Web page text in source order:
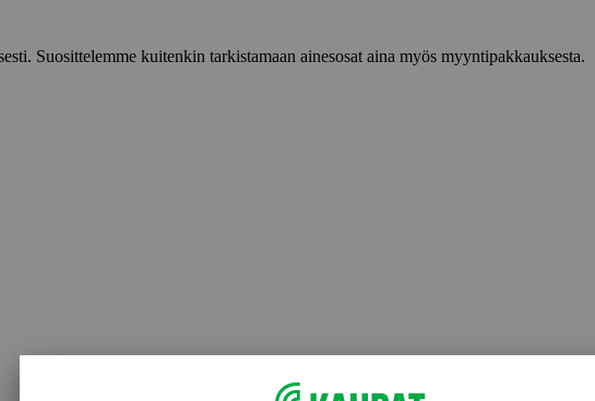
Suosittelemme kuitenkin tarkistamaan ainesosat aina myös myyntipakkauksesta.